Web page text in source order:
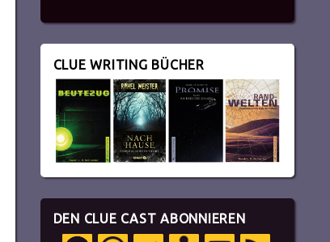
CLUE WRITING BÜCHER
DEN CLUE CAST ABONNIEREN